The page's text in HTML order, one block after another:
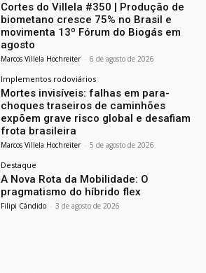
Cortes do Villela #350 | Produção de
biometano cresce 75% no Brasil e
movimenta 13º Fórum do Biogás em
agosto
Marcos Villela Hochreiter - 6 de agosto de 2026
Implementos rodoviários
Mortes invisíveis: falhas em para-
choques traseiros de caminhões
expõem grave risco global e desafiam
frota brasileira
Marcos Villela Hochreiter - 5 de agosto de 2026
Destaque
A Nova Rota da Mobilidade: O
pragmatismo do híbrido flex
Filipi Cândido - 3 de agosto de 2026